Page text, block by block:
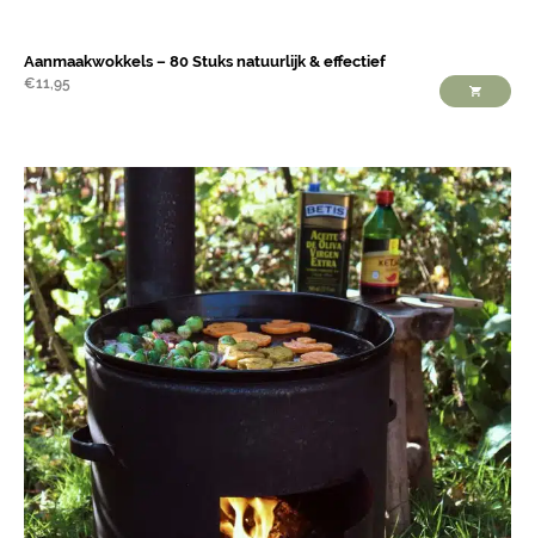
Aanmaakwokkels – 80 Stuks natuurlijk & effectief
€11,95